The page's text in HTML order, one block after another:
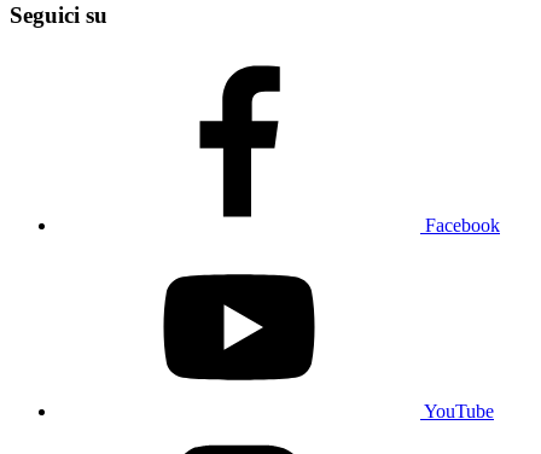
Seguici su
Facebook
YouTube